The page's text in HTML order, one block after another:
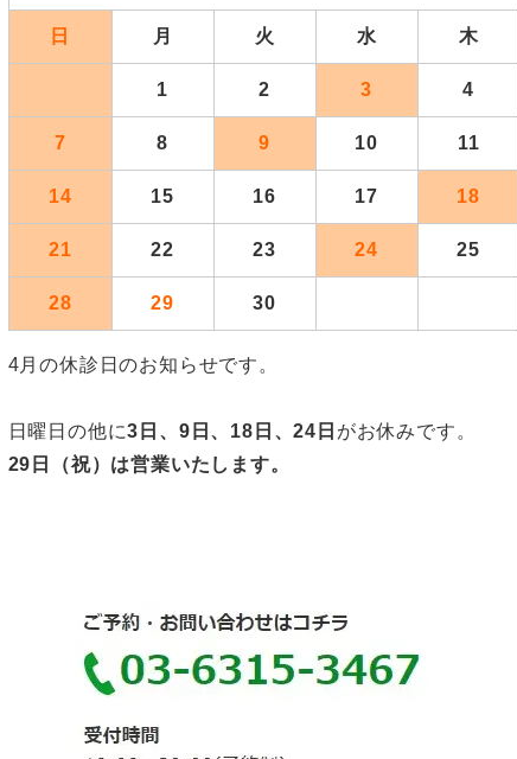
日 月 火 水 木
1 2 3 4
7 8 9 10 11
14 15 16 17 18
21 22 23 24 25
28 29 30
4月の休診日のお知らせです。
日曜日の他に3日 、9 日、18日、24日 がお休みです。
29日（祝）は営業いたします。